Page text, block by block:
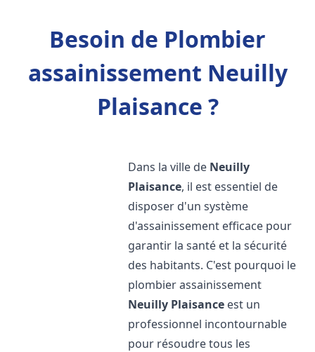
Besoin de Plombier
assainissement Neuilly
Plaisance ?
Dans la ville de Neuilly
Plaisance, il est essentiel de
disposer d'un système
d'assainissement efficace pour
garantir la santé et la sécurité
des habitants. C'est pourquoi le
plombier assainissement
Neuilly Plaisance est un
professionnel incontournable
pour résoudre tous les